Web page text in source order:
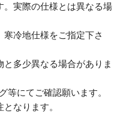
。実際の仕様とは異なる場
寒冷地仕様をご指定下さ
と多少異なる場合がありま
等にてご確認願います。
なります。